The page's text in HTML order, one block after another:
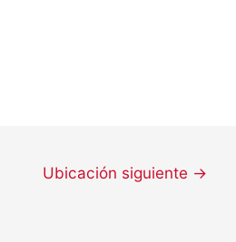
Ubicación siguiente →